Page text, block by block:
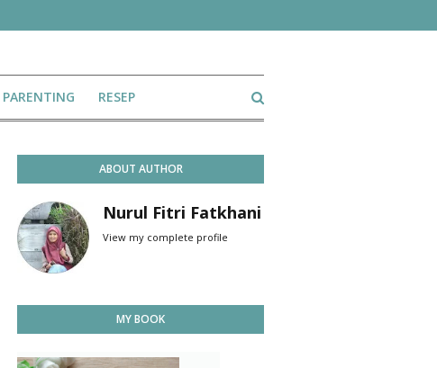
PARENTING RESEP
ABOUT AUTHOR
Nurul Fitri Fatkhani
View my complete profile
MY BOOK